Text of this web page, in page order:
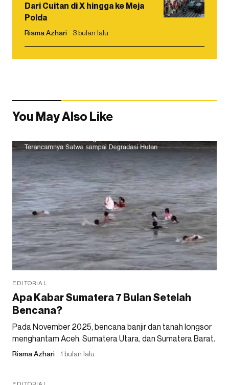
Dari Cuitan di X hingga ke Meja
Polda
Risma Azhari 3 bulan lalu
You May Also Like
EDITORIAL
Apa Kabar Sumatera 7 Bulan Setelah
Bencana?
Pada November 2025, bencana banjir dan tanah longsor
menghantam Aceh, Sumatera Utara, dan Sumatera Barat.
Risma Azhari 1 bulan lalu